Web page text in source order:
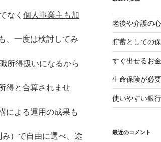
なく 個人事業主も加
、一度は検討してみ
所得扱いになるから
得と合算されませ
による運用の成果も
）で自由に選べ、途
老後や介護の
貯蓄としての
すぐ出せるお
生命保険が必
使いやすい銀行
最近のコメント